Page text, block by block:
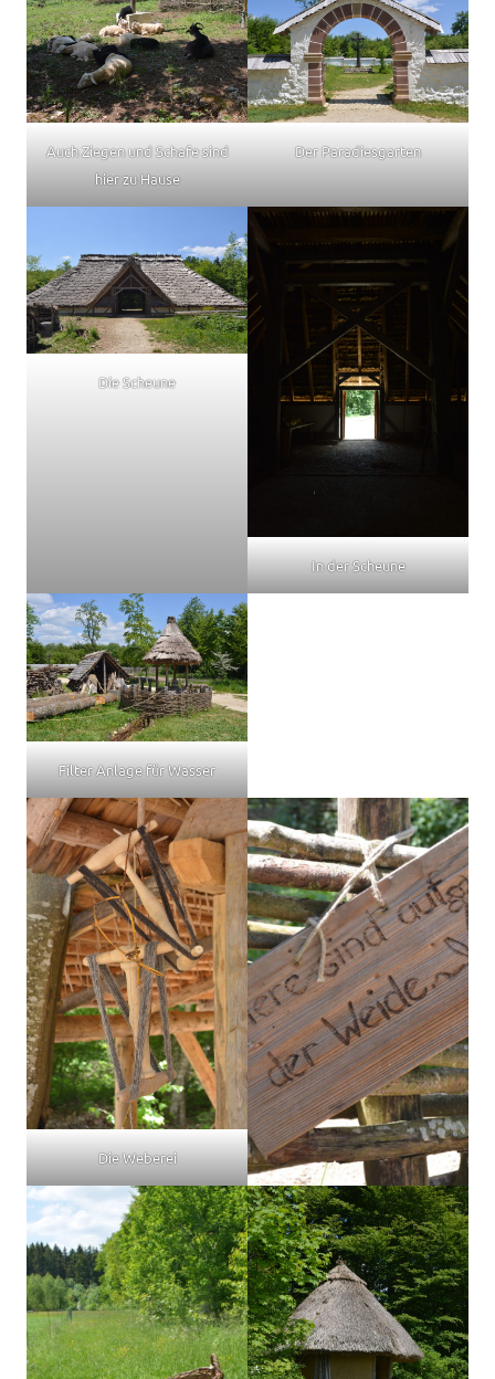
Auch Ziegen und Schafe sind
hier zu Hause
Der Paradiesgarten
Die Scheune
In der Scheune
Filter Anlage für Wasser
Die Weberei